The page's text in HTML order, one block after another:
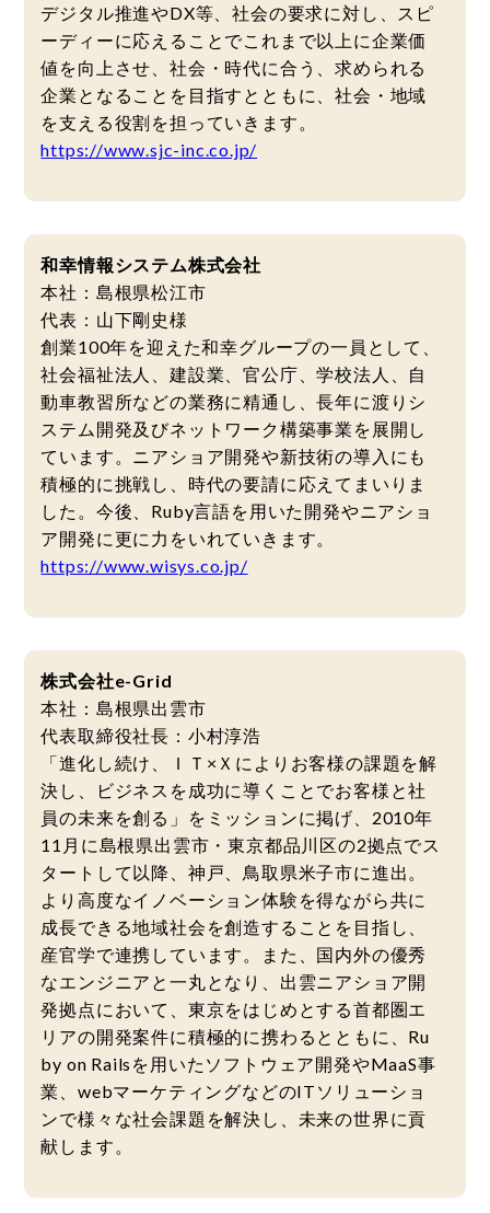
デジタル推進やDX等、社会の要求に対し、スピ
ーディーに応えることでこれまで以上に企業価
値を向上させ、社会・時代に合う、求められる
企業となることを目指すとともに、社会・地域
を支える役割を担っていきます。
https://www.sjc-inc.co.jp/
和幸情報システム株式会社
本社：島根県松江市
代表：山下剛史様
創業100年を迎えた和幸グループの一員として、
社会福祉法人、建設業、官公庁、学校法人、自
動車教習所などの業務に精通し、長年に渡りシ
ステム開発及びネットワーク構築事業を展開し
ています。ニアショア開発や新技術の導入にも
積極的に挑戦し、時代の要請に応えてまいりま
した。今後、Ruby言語を用いた開発やニアショ
ア開発に更に力をいれていきます。
https://www.wisys.co.jp/
株式会社e-Grid
本社：島根県出雲市
代表取締役社長：小村淳浩
「進化し続け、ＩＴ×Ｘによりお客様の課題を解
決し、ビジネスを成功に導くことでお客様と社
員の未来を創る」をミッションに掲げ、2010年
11月に島根県出雲市・東京都品川区の2拠点でス
タートして以降、神戸、鳥取県米子市に進出。
より高度なイノベーション体験を得ながら共に
成長できる地域社会を創造することを目指し、
産官学で連携しています。また、国内外の優秀
なエンジニアと一丸となり、出雲ニアショア開
発拠点において、東京をはじめとする首都圏エ
リアの開発案件に積極的に携わるとともに、Ru
by on Railsを用いたソフトウェア開発やMaaS事
業、webマーケティングなどのITソリューショ
ンで様々な社会課題を解決し、未来の世界に貢
献します。